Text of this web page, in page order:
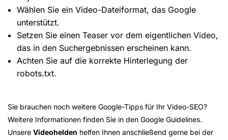
Wählen Sie ein Video-Dateiformat, das Google
unterstützt.
Setzen Sie einen Teaser vor dem eigentlichen Video,
das in den Suchergebnissen erscheinen kann.
Achten Sie auf die korrekte Hinterlegung der
robots.txt.
Sie brauchen noch weitere Google-Tipps für Ihr Video-SEO?
Weitere Informationen finden Sie in den Google Guidelines.
Unsere Videohelden helfen Ihnen anschließend gerne bei der